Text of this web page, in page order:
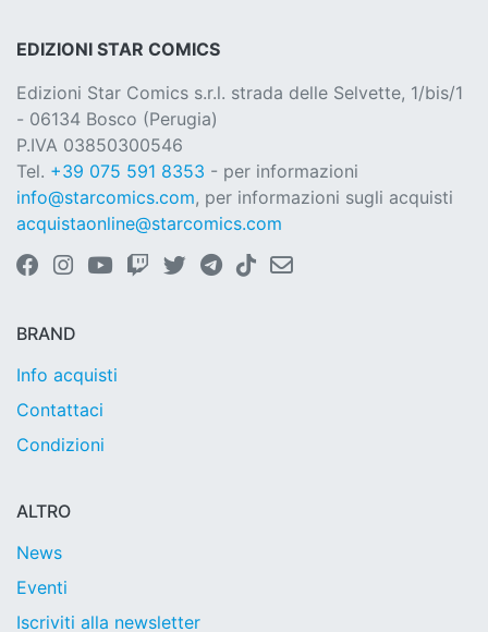
EDIZIONI STAR COMICS
Edizioni Star Comics s.r.l. strada delle Selvette, 1/bis/1
- 06134 Bosco (Perugia)
P.IVA 03850300546
Tel. +39 075 591 8353 - per informazioni
info@starcomics.com, per informazioni sugli acquisti
acquistaonline@starcomics.com
BRAND
Info acquisti
Contattaci
Condizioni
ALTRO
News
Eventi
Iscriviti alla newsletter